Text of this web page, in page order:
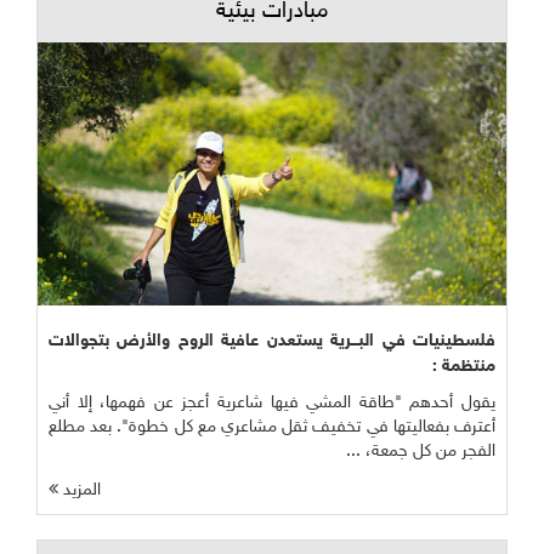
مبادرات بيئية
فلسطينيات في البـــرية يستعدن عافية الروح والأرض بتجوالات
منتظمة :
يقول أحدهم "طاقة المشي فيها شاعرية أعجز عن فهمها، إلا أني
أعترف بفعاليتها في تخفيف ثقل مشاعري مع كل خطوة". بعد مطلع
الفجر من كل جمعة، ...
المزيد